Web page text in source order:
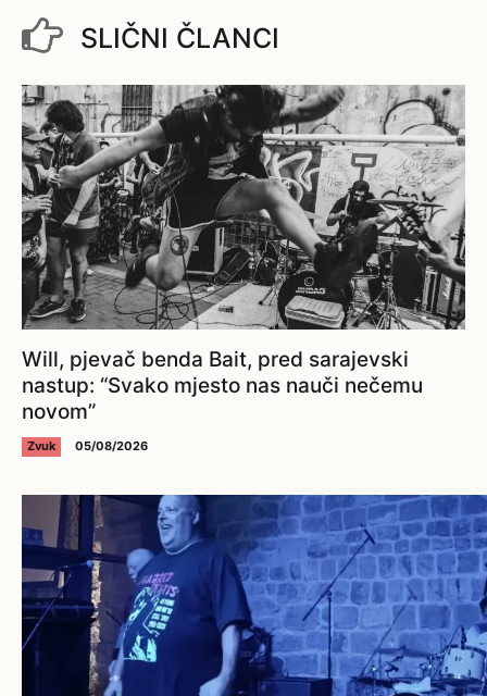
SLIČNI ČLANCI
Will, pjevač benda Bait, pred sarajevski
nastup: “Svako mjesto nas nauči nečemu
novom”
Zvuk 05/08/2026